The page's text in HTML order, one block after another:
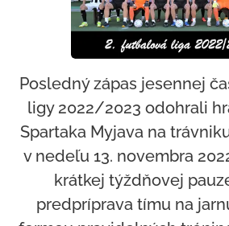
Posledný zápas jesennej
ligy 2022/2023 odohrali
Spartaka Myjava na
v nedeľu 13. novembra
krátkej týždňovej
predpríprava tímu na